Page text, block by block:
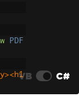
PDF
VB C#